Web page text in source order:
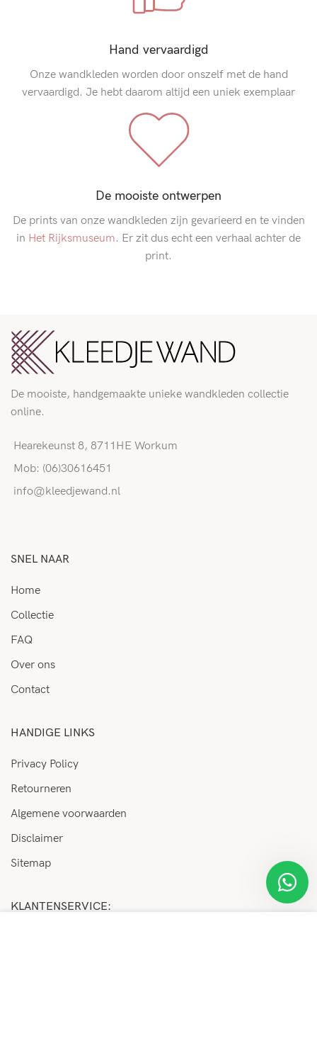
Hand vervaardigd
Onze wandkleden worden door onszelf met de hand
vervaardigd. Je hebt daarom altijd een uniek exemplaar
De mooiste ontwerpen
De prints van onze wandkleden zijn gevarieerd en te vinden
in Het Rijksmuseum. Er zit dus echt een verhaal achter de
print.
De mooiste, handgemaakte unieke wandkleden collectie
online.
Hearekeunst 8, 8711HE Workum
Mob: (06)30616451
info@kleedjewand.nl
SNEL NAAR
Home
Collectie
FAQ
Over ons
Contact
HANDIGE LINKS
Privacy Policy
Retourneren
Algemene voorwaarden
Disclaimer
Sitemap
KLANTENSERVICE: